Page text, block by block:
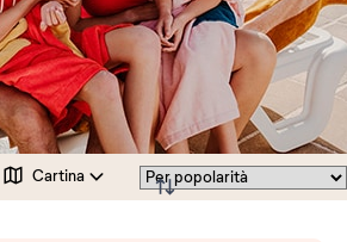
Cartina